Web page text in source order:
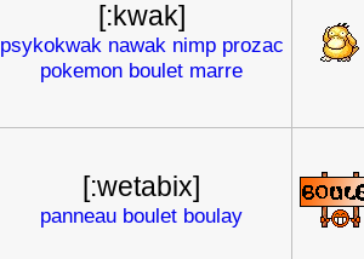
[:kwak]
psykokwak nawak nimp prozac
pokemon boulet marre
[:wetabix]
panneau boulet boulay